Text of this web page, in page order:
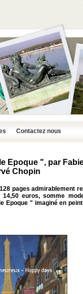
Contactez nous
Epoque ", par
Chopin
pages admirablement
euros, somme
Epoque " imaginé en